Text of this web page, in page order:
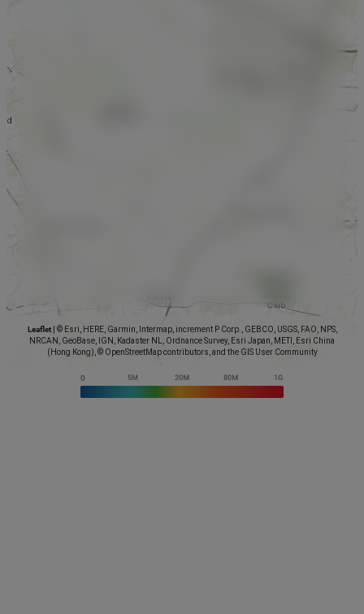
Leaflet
© Esri, HERE, Garmin, Intermap, increment P Corp., GEBCO, USGS, FAO, NPS,
NRCAN, GeoBase, IGN, Kadaster NL, Ordnance Survey, Esri Japan, METI, Esri China
(Hong Kong), © OpenStreetMap contributors, and the GIS User Community